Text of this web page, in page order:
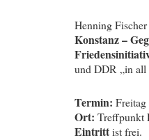
Henning
Konstanz –
und DDR „in all
Termin:
Ort: Treffpunkt
Eintrittist frei.